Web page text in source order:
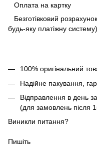
Оплата на картку
Безготівковий
будь-яку платіжну систему)
100% оригінальний
Надійне пакування,
Відправлення в день
(для замовлень після
Виникли питання?
Пишіть